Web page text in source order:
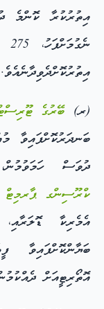
އިތުރުކޮށްދެވިދާނެއެވެ.
(ރ)ބޭރުގެ
ދުވަސް
ކްރޫސިންގ ޕާރމިޓް
އެމެރިކާ
ބަޔާންކޮށްފައިވާ
އޮތޯރިޓީއަށް